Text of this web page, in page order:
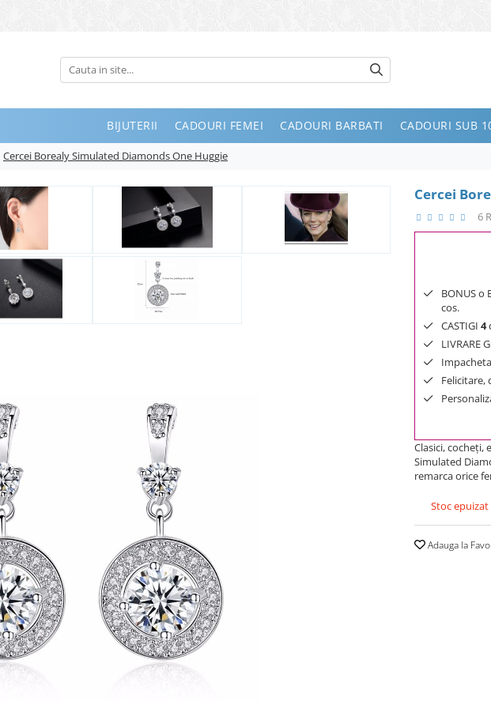
BIJUTERII CADOURI FEMEI CADOURI BARBATI CADOURI SUB
Cercei Borealy Simulated Diamonds One Huggie
Cercei
6
BONUS o
cos.
CASTIGI 4
LIVRARE
Felicitare,
Clasici, cocheţi,
Simulated
remarca orice
Stoc epuizat
Adauga la